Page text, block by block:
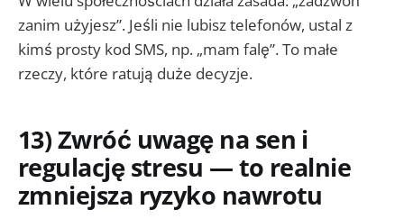
zanim użyjesz”. Jeśli nie lubisz telefonów, ustal z
kimś prosty kod SMS, np. „mam falę”. To małe
rzeczy, które ratują duże decyzje.
13) Zwróć uwagę na sen i
regulację stresu — to realnie
zmniejsza ryzyko nawrotu